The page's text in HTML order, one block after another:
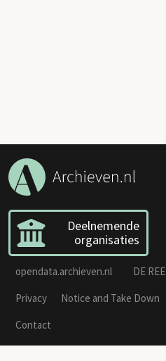
Deelnemende
organisaties
opendata.archieven.nl DE REE
Privacy
Notice and Take Down
Contact